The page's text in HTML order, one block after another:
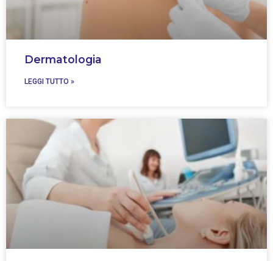
Dermatologia
LEGGI TUTTO »